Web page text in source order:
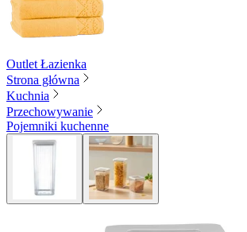
Outlet Łazienka
Strona główna
Kuchnia
Przechowywanie
Pojemniki kuchenne